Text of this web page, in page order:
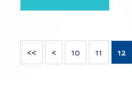
<< < 10 11 12